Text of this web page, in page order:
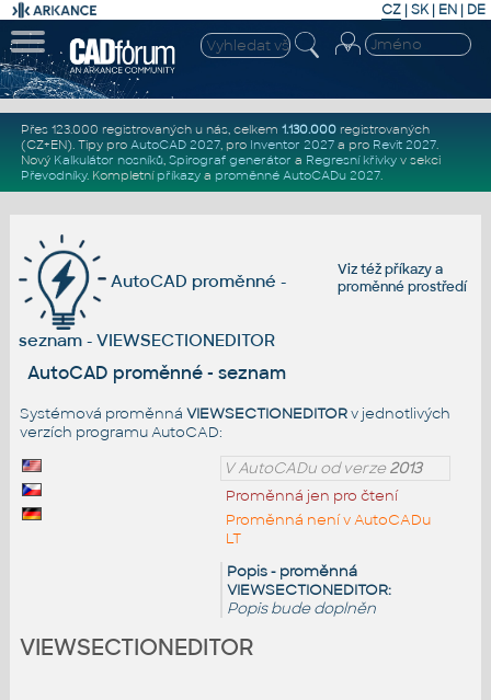
CZ | SK| EN | DE
Přes 123.000 registrovaných u nás, celkem 1.130.000registrovaných
(CZ+EN). Tipy pro AutoCAD 2027, pro Inventor 2027a pro Revit 2027.
Nový Kalkulátor nosníků, Spirograf generátor a Regresní křivkyv sekci
Převodníky. Kompletní příkazya proměnné AutoCADu 2027.
Viz téžpříkazya
proměnné prostředí
AutoCAD proměnné -
seznam - VIEWSECTIONEDITOR
AutoCAD proměnné - seznam
Systémová proměnná VIEWSECTIONEDITORv jednotlivých
verzích programu AutoCAD:
V AutoCADu od verze2013
Proměnná jen pro čtení
Proměnná není v AutoCADu
LT
Popis - proměnná
VIEWSECTIONEDITOR:
Popis bude doplněn
VIEWSECTIONEDITOR